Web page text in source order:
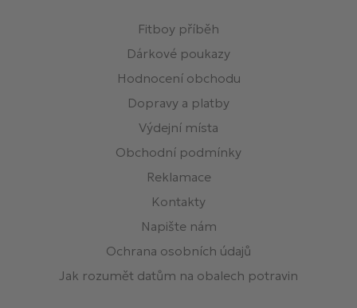
Fitboy příběh
Dárkové poukazy
Hodnocení obchodu
Dopravy a platby
Výdejní místa
Obchodní podmínky
Reklamace
Kontakty
Napište nám
Ochrana osobních údajů
Jak rozumět datům na obalech potravin